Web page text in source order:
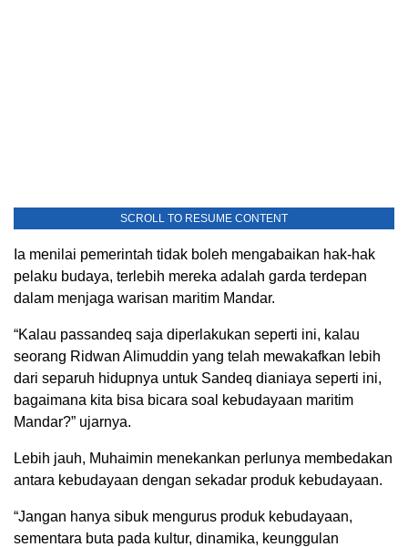
SCROLL TO RESUME CONTENT
Ia menilai pemerintah tidak boleh mengabaikan hak-hak
pelaku budaya, terlebih mereka adalah garda terdepan
dalam menjaga warisan maritim Mandar.
“Kalau passandeq saja diperlakukan seperti ini, kalau
seorang Ridwan Alimuddin yang telah mewakafkan lebih
dari separuh hidupnya untuk Sandeq dianiaya seperti ini,
bagaimana kita bisa bicara soal kebudayaan maritim
Mandar?” ujarnya.
Lebih jauh, Muhaimin menekankan perlunya membedakan
antara kebudayaan dengan sekadar produk kebudayaan.
“Jangan hanya sibuk mengurus produk kebudayaan,
sementara buta pada kultur, dinamika, keunggulan